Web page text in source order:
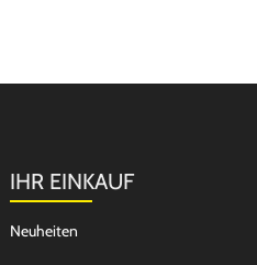
IHR EINKAUF
Neuheiten